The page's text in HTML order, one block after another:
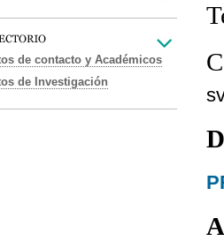
de contacto y Académicos
de Investigación